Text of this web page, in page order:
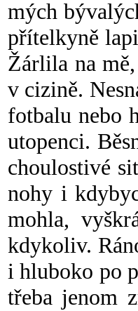
mých
přítelkyně
Žárlila na
v cizině.
fotbalu nebo
utopenci.
choulostivé
nohy i
mohla,
kdykoliv.
i hluboko po
třeba jenom